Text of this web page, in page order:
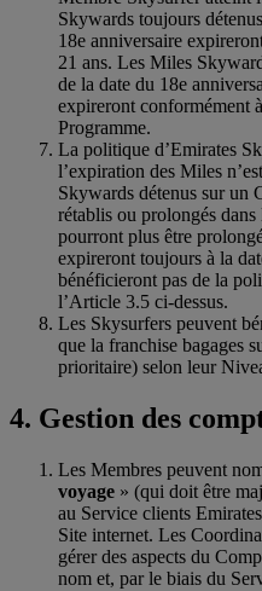
Skywards toujours
18e anniversaire
21 ans. Les Miles
de la date du 18e
expireront conformément
Programme.
La politique d’Emirates
l’expiration des Miles
Skywards détenus sur un
rétablis ou prolongés
pourront plus être
expireront toujours à la
bénéficieront pas de la
l’Article 3.5 ci-dessus.
Les Skysurfers peuvent
que la franchise bagages
prioritaire) selon leur
4. Gestion des
Les Membres peuvent
voyage » (qui doit être
au Service clients
Site internet. Les
gérer des aspects du
nom et, par le biais du